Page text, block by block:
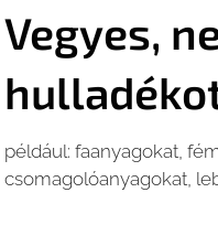
Vegyes,
például: faanyagokat,
csomagolóanyagokat,